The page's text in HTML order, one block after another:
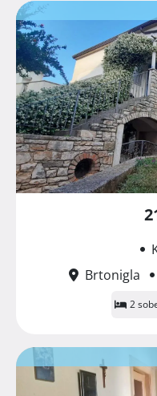
Brtonigla
2